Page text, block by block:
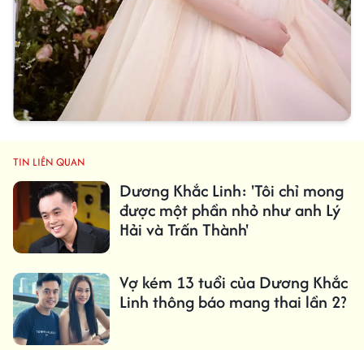
TIN LIÊN QUAN
Dương Khắc Linh: 'Tôi chỉ mong
được một phần nhỏ như anh Lý
Hải và Trấn Thành'
Vợ kém 13 tuổi của Dương Khắc
Linh thông báo mang thai lần 2?